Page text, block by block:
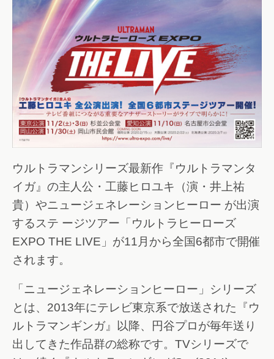
ウルトラマンシリーズ最新作『ウルトラマンタ
イガ』の主人公・工藤ヒロユキ（演・井上祐
貴）やニュージェネレーションヒーロー が出演
するステ ージツアー「ウルトラヒーローズ
EXPO THE LIVE」が11月から全国6都市で開催
されます。
「ニュージェネレーションヒーロー」シリーズ
とは、2013年にテレビ東京系で放送された『ウ
ルトラマンギンガ』以降、円谷プロが毎年送り
出してきた作品群の総称です。TVシリーズで